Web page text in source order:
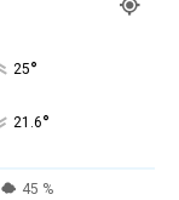
25°
21.6°
45 %